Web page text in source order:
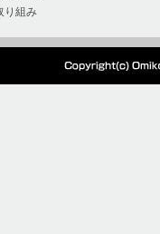
り組み